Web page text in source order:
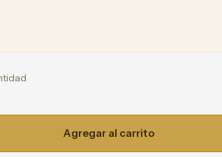
Agregar al carrito